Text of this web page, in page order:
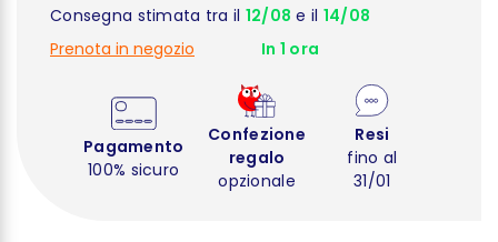
Consegna stimata tra il 12/08 e il 14/08
Prenota in negozio
In 1 ora
Pagamento
100% sicuro
Confezione
regalo
opzionale
Resi
fino al
31/01